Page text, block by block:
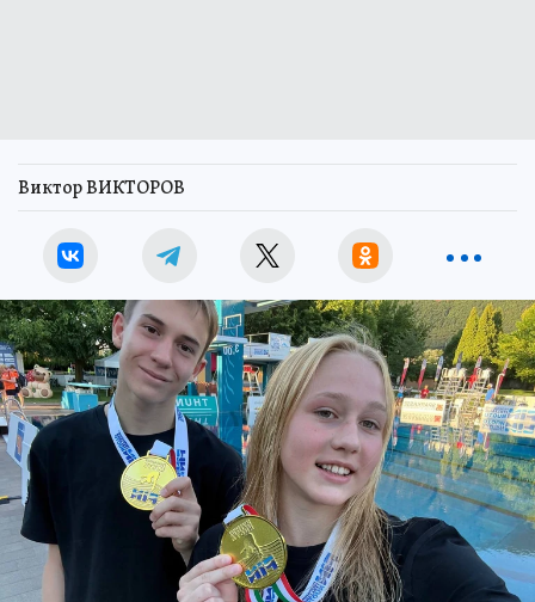
Виктор ВИКТОРОВ